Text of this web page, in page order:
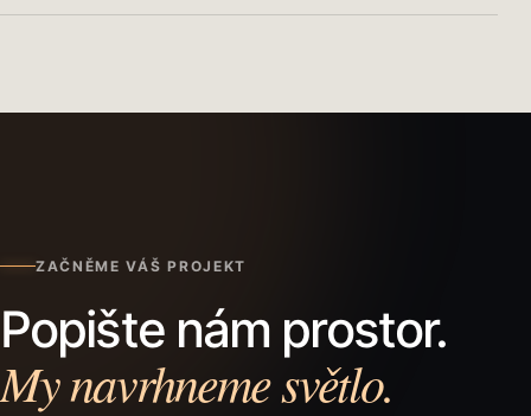
ZAČNĚME VÁŠ PROJEKT
Popište nám prostor.
My navrhneme světlo.